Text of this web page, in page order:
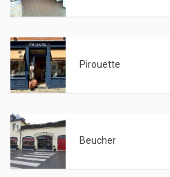
Pirouette
Beucher